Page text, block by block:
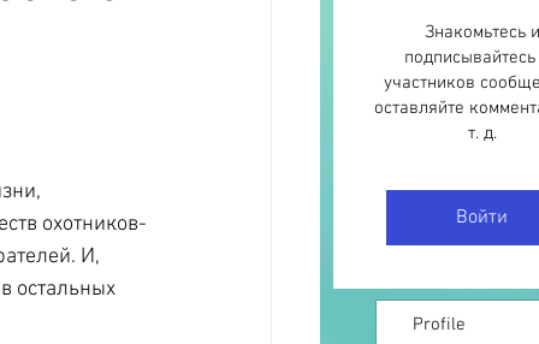
охотников-
И,
остальных
Знакомьтесь и
участников
оставляйте
т. д.
Войти
Profile